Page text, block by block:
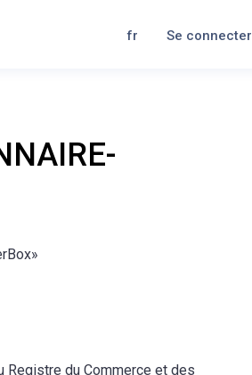
fr Se connecter
Registre du Commerce et des